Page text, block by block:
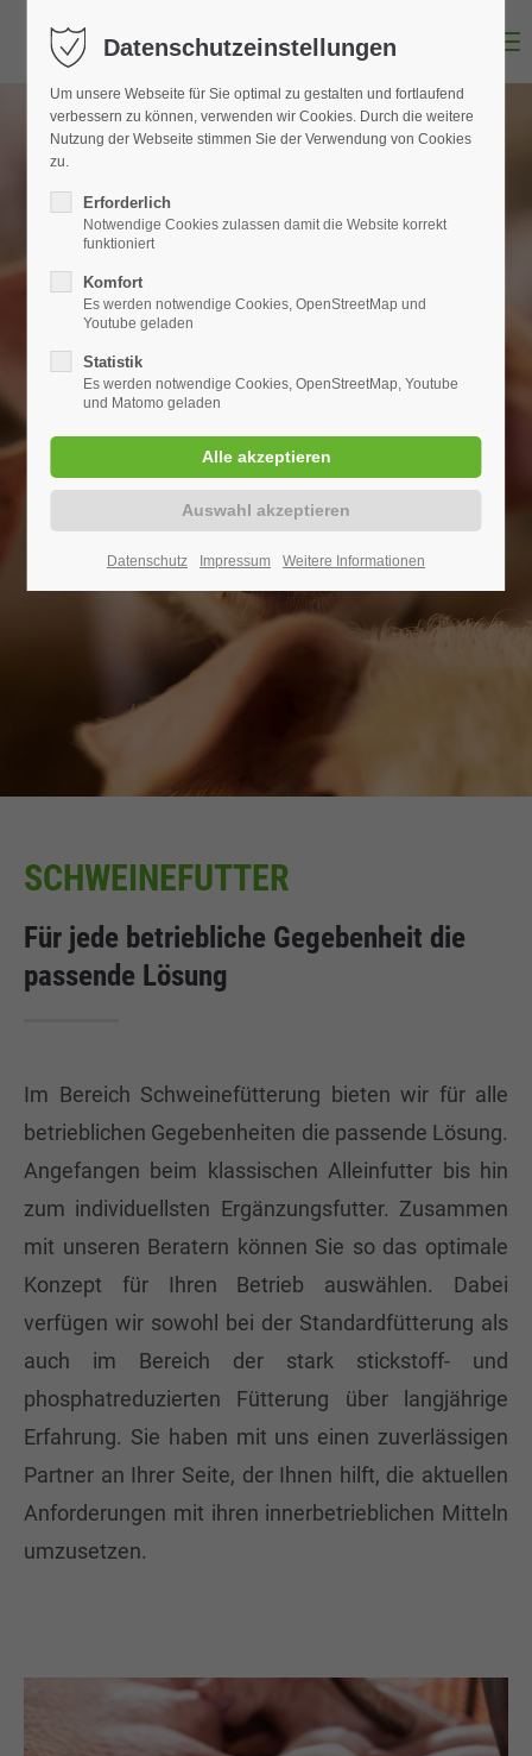
SCHWEINEFUTTER
Für jede betriebliche Gegebenheit die
passende Lösung
Im Bereich Schweinefütterung bieten wir für alle
betrieblichen Gegebenheiten die passende Lösung.
Angefangen beim klassischen Alleinfutter bis hin
zum individuellsten Ergänzungsfutter. Zusammen
mit unseren Beratern können Sie so das optimale
Konzept für Ihren Betrieb auswählen. Dabei
verfügen wir sowohl bei der Standardfütterung als
auch im Bereich der stark stickstoff- und
phosphatreduzierten Fütterung über langjährige
Erfahrung. Sie haben mit uns einen zuverlässigen
Partner an Ihrer Seite, der Ihnen hilft, die aktuellen
Anforderungen mit ihren innerbetrieblichen Mitteln
umzusetzen.
Datenschutzeinstellungen
Um unsere Webseite für Sie optimal zu gestalten und fortlaufend
verbessern zu können, verwenden wir Cookies. Durch die weitere
Nutzung der Webseite stimmen Sie der Verwendung von Cookies
zu.
Erforderlich
Notwendige Cookies zulassen damit die Website korrekt
funktioniert
Komfort
Es werden notwendige Cookies, OpenStreetMap und
Youtube geladen
Statistik
Es werden notwendige Cookies, OpenStreetMap, Youtube
und Matomo geladen
Datenschutz Impressum Weitere Informationen